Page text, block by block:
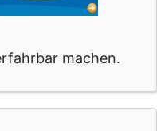
machen.